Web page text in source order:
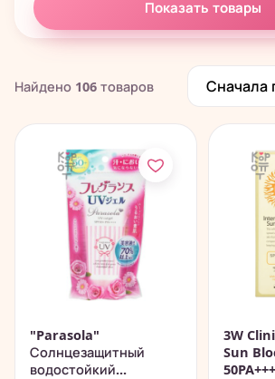
Показать товары
Найдено 106 товаров
"Parasola"
Солнцезащитный
водостойкий...
3W
Sun